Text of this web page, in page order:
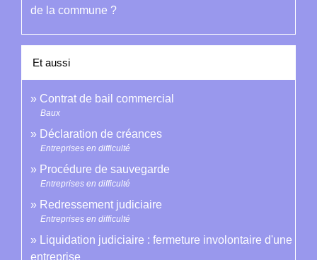
de la commune ?
Et aussi
Contrat de bail commercial
Baux
Déclaration de créances
Entreprises en difficulté
Procédure de sauvegarde
Entreprises en difficulté
Redressement judiciaire
Entreprises en difficulté
Liquidation judiciaire : fermeture involontaire d'une
entreprise